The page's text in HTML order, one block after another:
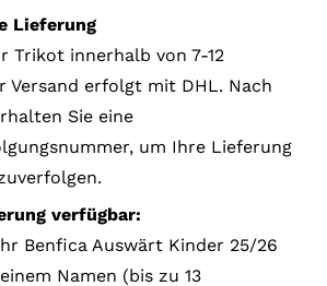
Lieferung
Trikot innerhalb von 7-12
Versand erfolgt mit DHL. Nach
Sie eine
um Ihre Lieferung
verfügbar:
Benfica Auswärt Kinder 25/26
Namen (bis zu 13